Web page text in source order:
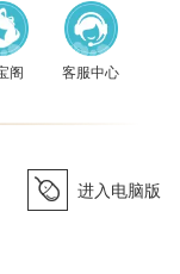
阁 客服中心
򰀄 进入电脑版